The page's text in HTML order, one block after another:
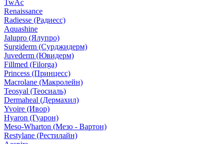
TwAc
Renaissance
Radiesse (Радиесс)
Aquashine
Jalupro (Ялупро)
Surgiderm (Сурджидерм)
Juvederm (Ювидерм)
Fillmed (Filorga)
Princess (Принцесс)
Macrolane (Макролейн)
Teosyal (Теосиаль)
Dermaheal (Дермахил)
Yvoire (Ивор)
Hyaron (Гуарон)
Meso-Wharton (Мезо - Вартон)
Restylane (Рестилайн)